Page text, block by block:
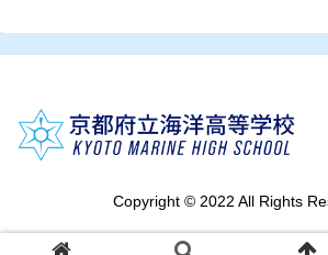
Copyright © 2022 All Rights